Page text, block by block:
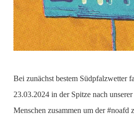
Bei zunächst bestem Südpfalzwetter
23.03.2024 in der Spitze nach
Menschen zusammen um der